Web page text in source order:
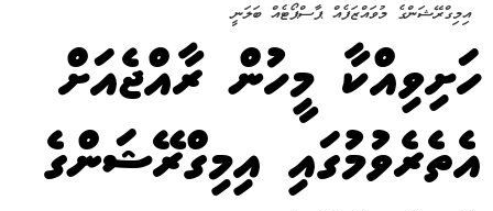
އިމިގްރޭޝަންގެ މުވައްޒަފެއް ޕާސްޕޯޓެއް ބަލަނީ
ހަށިވިއްކާ މީހުން ރާއްޖެއަށް
އެތެރެވުމުގައި އިމިގްރޭޝަންގެ